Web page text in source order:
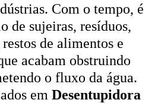
Com o tempo, é
de sujeiras, resíduos,
de alimentos e
acabam obstruindo
o fluxo da água.
em Desentupidora